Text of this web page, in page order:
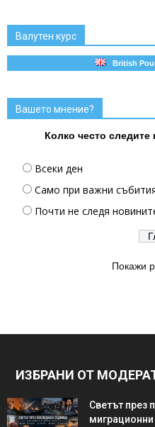
Валутен курс
British
Вашето мнение?
Колко често
Всеки ден
Само при важни
Почти не следя
Покажи
ИЗБРАНИ ОТ
Светът през
миграционни